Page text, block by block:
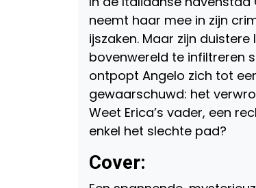
neemt haar mee in zijn
ijszaken. Maar zijn
bovenwereld te infiltreren
ontpopt Angelo zich tot
gewaarschuwd: het
Weet Erica’s vader, een
enkel het slechte pad?
Cover: